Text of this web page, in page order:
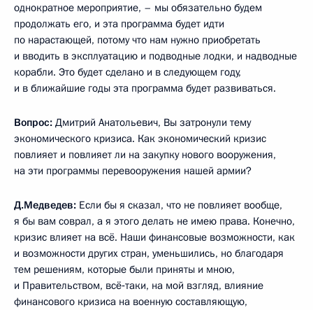
однократное мероприятие, – мы обязательно будем
продолжать его, и эта программа будет идти
по нарастающей, потому что нам нужно приобретать
и вводить в эксплуатацию и подводные лодки, и надводные
корабли. Это будет сделано и в следующем году,
и в ближайшие годы эта программа будет развиваться.
Вопрос: Дмитрий Анатольевич, Вы затронули тему
экономического кризиса. Как экономический кризис
повлияет и повлияет ли на закупку нового вооружения,
на эти программы перевооружения нашей армии?
Д.Медведев: Если бы я сказал, что не повлияет вообще,
я бы вам соврал, а я этого делать не имею права. Конечно,
кризис влияет на всё. Наши финансовые возможности, как
и возможности других стран, уменьшились, но благодаря
тем решениям, которые были приняты и мною,
и Правительством, всё‑таки, на мой взгляд, влияние
финансового кризиса на военную составляющую,